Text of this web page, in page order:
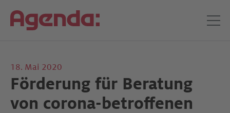
18. Mai 2020
Förderung für Beratung
von corona-betroffenen